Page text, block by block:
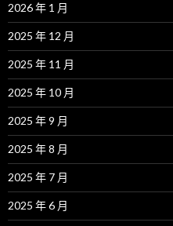
2026 年 1 月
2025 年 12 月
2025 年 11 月
2025 年 10 月
2025 年 9 月
2025 年 8 月
2025 年 7 月
2025 年 6 月